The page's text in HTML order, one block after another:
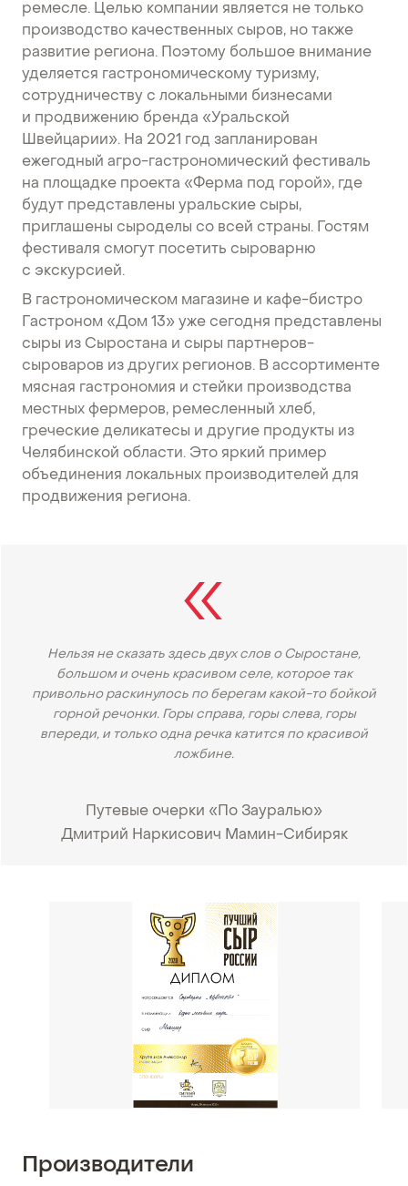
ремесле. Целью компании является не только
производство качественных сыров, но также
развитие региона. Поэтому большое внимание
уделяется гастрономическому туризму,
сотрудничеству с локальными бизнесами
и продвижению бренда «Уральской
Швейцарии». На 2021 год запланирован
ежегодный агро-гастрономический фестиваль
на площадке проекта «Ферма под горой», где
будут представлены уральские сыры,
приглашены сыроделы со всей страны. Гостям
фестиваля смогут посетить сыроварню
с экскурсией.
В гастрономическом магазине и кафе-бистро
Гастроном «Дом 13» уже сегодня представлены
сыры из Сыростана и сыры партнеров-
сыроваров из других регионов. В ассортименте
мясная гастрономия и стейки производства
местных фермеров, ремесленный хлеб,
греческие деликатесы и другие продукты из
Челябинской области. Это яркий пример
объединения локальных производителей для
продвижения региона.
Нельзя не сказать здесь двух слов о Сыростане,
большом и очень красивом селе, которое так
привольно раскинулось по берегам какой-то бойкой
горной речонки. Горы справа, горы слева, горы
впереди, и только одна речка катится по красивой
ложбине.
Путевые очерки «По Зауралью»
•
Дмитрий Наркисович Мамин-Сибиряк
Производители